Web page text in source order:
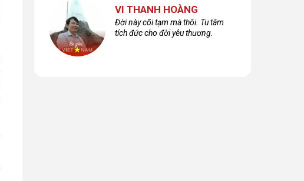
VI THANH HOÀNG
Đời này cõi tạm mà thôi. Tu tâm
tích đức cho đời yêu thương.